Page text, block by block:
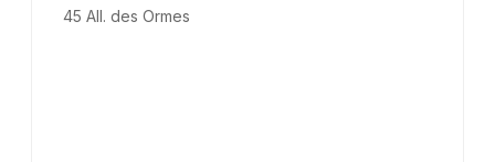
45 All. des Ormes